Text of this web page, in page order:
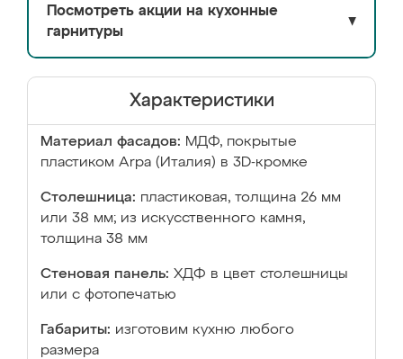
Посмотреть акции на кухонные
гарнитуры
▼
Характеристики
Материал фасадов: МДФ, покрытые
пластиком Arpa (Италия) в 3D-кромке
Столешница: пластиковая, толщина 26 мм
или 38 мм; из искусственного камня,
толщина 38 мм
Стеновая панель: ХДФ в цвет столешницы
или с фотопечатью
Габариты: изготовим кухню любого
размера